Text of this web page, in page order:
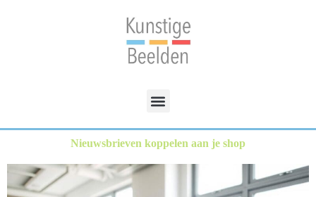
Nieuwsbrieven koppelen aan je shop